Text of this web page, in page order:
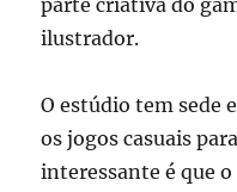
parte criativa do
ilustrador.
O estúdio tem sede
os jogos casuais
interessante é que